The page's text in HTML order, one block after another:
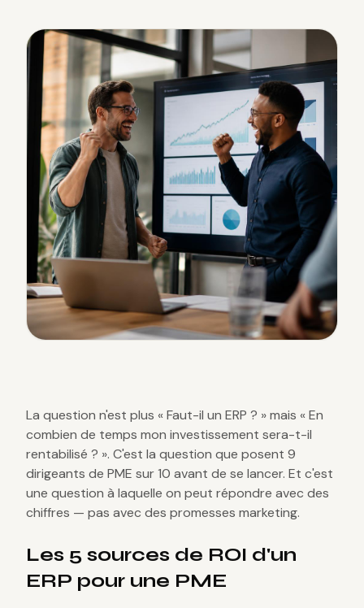
La question n'est plus « Faut-il un ERP ? » mais « En
combien de temps mon investissement sera-t-il
rentabilisé ? ». C'est la question que posent 9
dirigeants de PME sur 10 avant de se lancer. Et c'est
une question à laquelle on peut répondre avec des
chiffres — pas avec des promesses marketing.
Les 5 sources de ROI d'un
ERP pour une PME